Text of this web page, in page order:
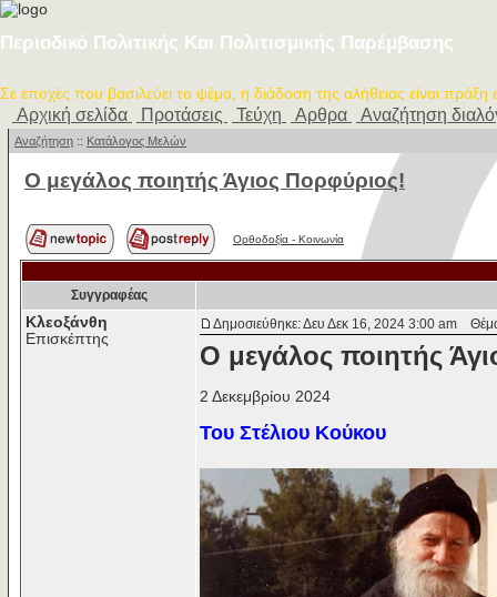
Περιοδικό Πολιτικής Και Πολιτισμικής Παρέμβασης
Σε εποχές που βασιλεύει το ψέμα, η διάδοση της αλήθειας είναι πράξη
Αρχική σελίδα Προτάσεις Τεύχη Αρθρα Αναζήτηση
Αναζήτηση :: Κατάλογος Μελών
Ο μεγάλος ποιητής Άγιος Πορφύριος!
Ορθοδοξία - Κοινωνία
Συγγραφέας
Κλεοξάνθη
Επισκέπτης
Δημοσιεύθηκε: Δευ Δεκ 16, 2024 3:00 am
Ο μεγάλος ποιητής
2 Δεκεμβρίου 2024
Του Στέλιου Κούκου